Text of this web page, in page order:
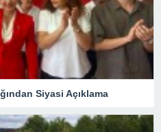
Siyasi Açıklama